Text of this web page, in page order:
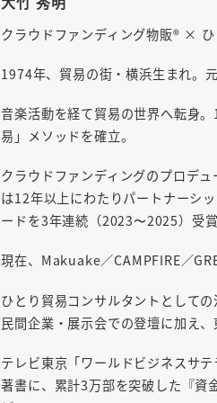
クラウドファンディング物販® ×
1974年、貿易の街・横浜生まれ。
音楽活動を経て貿易の世界へ転身
易」メソッドを確立。
クラウドファンディングのプロデ
は12年以上にわたりパートナーシ
ードを3年連続（2023〜2025）受
現在、Makuake／CAMPFIRE／
ひとり貿易コンサルタントとして
民間企業・展示会での登壇に加え
テレビ東京「ワールドビジネスサ
著書に、累計3万部を突破した『資